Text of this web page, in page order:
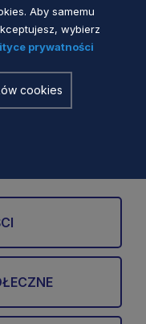
w
1 rok temu
Aby samemu
wybierz
prywatności
cookies